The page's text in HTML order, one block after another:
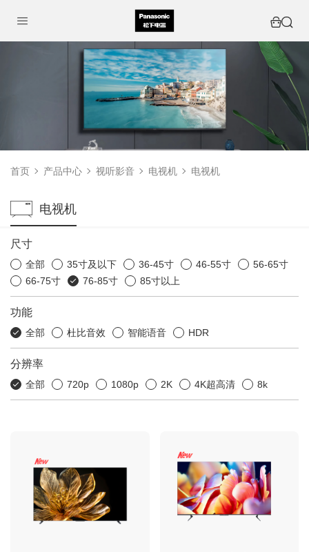
首页 产品中心 视听影音 电视机 电视机
电视机
尺寸
全部 35寸及以下 36-45寸 46-55寸
56-65寸
66-75寸
76-85寸 85寸以上
功能
全部 杜比音效 智能语音 HDR
分辨率
全部 720p 1080p 2K 4K超高清 8k